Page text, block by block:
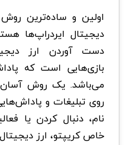
اولین و ساده‌ترین
دیجیتال ایردراپ‌ها
دست آوردن ارز
بازی‌هایی است که
می‌باشد. یک روش آسان
روی تبلیغات و
نام، دنبال کردن یا
خاص کریپتو، ارز